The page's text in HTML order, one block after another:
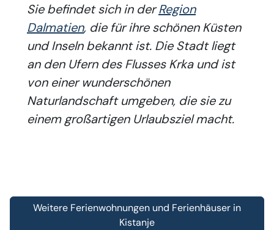
Sie befindet sich in derRegion
Dalmatien, die für ihre schönen Küsten
und Inseln bekannt ist. Die Stadt liegt
an den Ufern des Flusses Krka und ist
von einer wunderschönen
Naturlandschaft umgeben, die sie zu
einem großartigen Urlaubsziel macht.
Weitere Ferienwohnungen und Ferienhäuser in
Kistanje